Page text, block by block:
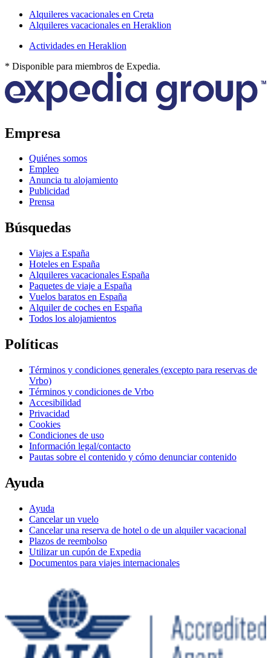
Alquileres vacacionales en Creta
Alquileres vacacionales en Heraklion
Actividades en Heraklion
* Disponible para miembros de Expedia.
Empresa
Quiénes somos
Empleo
Anuncia tu alojamiento
Publicidad
Prensa
Búsquedas
Viajes a España
Hoteles en España
Alquileres vacacionales España
Paquetes de viaje a España
Vuelos baratos en España
Alquiler de coches en España
Todos los alojamientos
Políticas
Términos y condiciones generales (excepto para reservas de
Vrbo)
Términos y condiciones de Vrbo
Accesibilidad
Privacidad
Cookies
Condiciones de uso
Información legal/contacto
Pautas sobre el contenido y cómo denunciar contenido
Ayuda
Ayuda
Cancelar un vuelo
Cancelar una reserva de hotel o de un alquiler vacacional
Plazos de reembolso
Utilizar un cupón de Expedia
Documentos para viajes internacionales